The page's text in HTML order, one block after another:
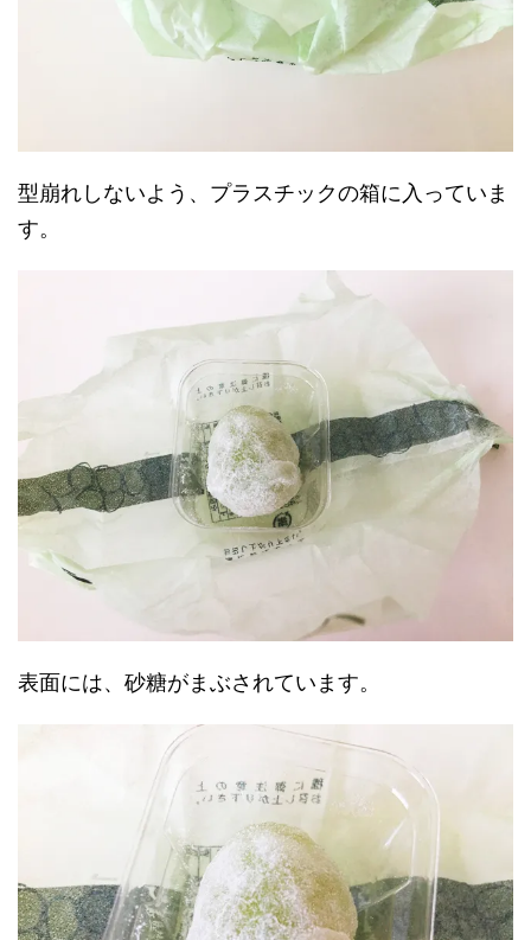
型崩れしないよう、プラスチックの箱に入っていま
す。
表面には、砂糖がまぶされています。